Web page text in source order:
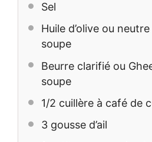
Sel
Huile d’olive ou
soupe
Beurre clarifié ou
soupe
1/2 cuillère à café de
3 gousse d’ail